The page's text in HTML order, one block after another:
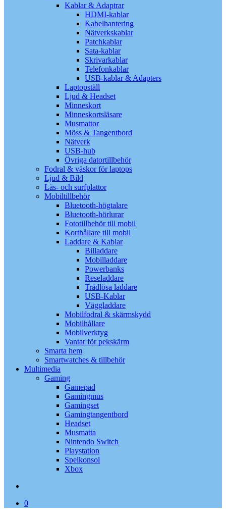
Kablar & Adaptrar
HDMI-kablar
Kabelhantering
Nätverkskablar
Patchkablar
Sata-kablar
Skrivarkablar
Telefonkablar
USB-kablar & Adapters
Laptopställ
Ljud & Headset
Minneskort
Minneskortsläsare
Musmattor
Möss & Tangentbord
Nätverk
USB-hub
Övriga datortillbehör
Fodral & väskor för laptops
Ljud & Bild
Läs- och surfplattor
Mobiltillbehör
Bluetooth-högtalare
Bluetooth-hörlurar
Fototillbehör till mobil
Korthållare till mobil
Laddare & Kablar
Billaddare
Mobilladdare
Powerbanks
Reseladdare
Trådlösa laddare
USB-Kablar
Väggladdare
Mobilfodral & skärmskydd
Mobilhållare
Mobilverktyg
Vantar för pekskärm
Smarta hem
Smartwatches & tillbehör
Multimedia
Gaming
Gamepad
Gamingmus
Gamingset
Gamingtangentbord
Headset
Musmatta
Nintendo Switch
Playstation
Spelkonsol
Xbox
0